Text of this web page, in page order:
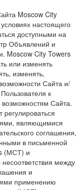
Moscow City
настоящего
доступными на
Объявлений и
Moscow City Towers
или изменять
изменять,
Сайта и/
к
Сайта.
являющимися
соглашения,
в письменной
(МСТ) и
между
и
применению